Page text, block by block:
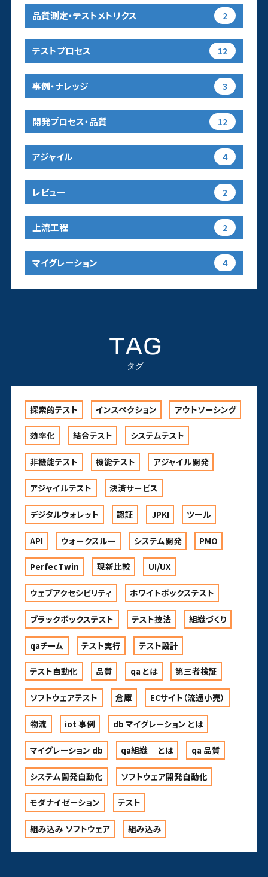
品質測定・テストメトリクス 2
テストプロセス 12
事例・ナレッジ 3
開発プロセス・品質 12
アジャイル 4
レビュー 2
上流工程 2
マイグレーション 4
TAG
タグ
探索的テスト インスペクション アウトソーシング
効率化 結合テスト システムテスト
非機能テスト 機能テスト アジャイル開発
アジャイルテスト 決済サービス
デジタルウォレット 認証 JPKI ツール
API ウォークスルー システム開発 PMO
PerfecTwin 現新比較 UI/UX
ウェブアクセシビリティ ホワイトボックステスト
ブラックボックステスト テスト技法 組織づくり
qaチーム テスト実行 テスト設計
テスト自動化 品質 qa とは 第三者検証
ソフトウェアテスト 倉庫 ECサイト（流通小売）
物流 iot 事例 db マイグレーション とは
マイグレーション db qa組織 とは qa 品質
システム開発自動化 ソフトウェア開発自動化
モダナイゼーション テスト
組み込み ソフトウェア 組み込み